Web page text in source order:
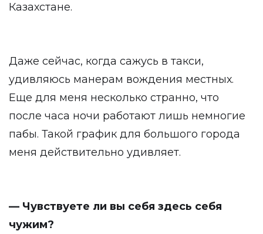
Казахстане.
Даже сейчас, когда сажусь в такси,
удивляюсь манерам вождения местных.
Еще для меня несколько странно, что
после часа ночи работают лишь немногие
пабы. Такой график для большого города
меня действительно удивляет.
— Чувствуете ли вы себя здесь себя
чужим?